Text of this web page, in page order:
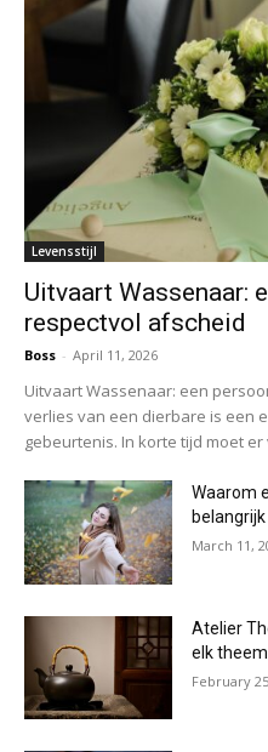
Levensstijl
Uitvaart Wassenaar:
respectvol afscheid
Boss - April 11, 2026
Uitvaart Wassenaar: een
verlies van een dierbare is een
gebeurtenis. In korte tijd moet er
Waarom
March 11,
Atelier
elk
February